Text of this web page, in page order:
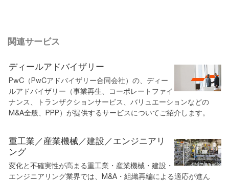
関連サービス
ディールアドバイザリー
PwC（PwCアドバイザリー合同会社）の、ディー
ルアドバイザリー（事業再生、コーポレートファイ
ナンス、トランザクションサービス、バリュエーションなどの
M&A全般、PPP）が提供するサービスについてご紹介します。
重工業／産業機械／建設／エンジニアリ
ング
変化と不確実性が高まる重工業・産業機械・建設・
エンジニアリング業界では、M&A・組織再編による適応が進ん